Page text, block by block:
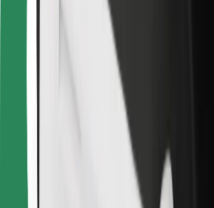
Fournisseurs
Conditions générales
Obtenez un trajet en quelques minutes !
Télécharger l'appli Bolt
Retrouvez tous vos plats favoris !